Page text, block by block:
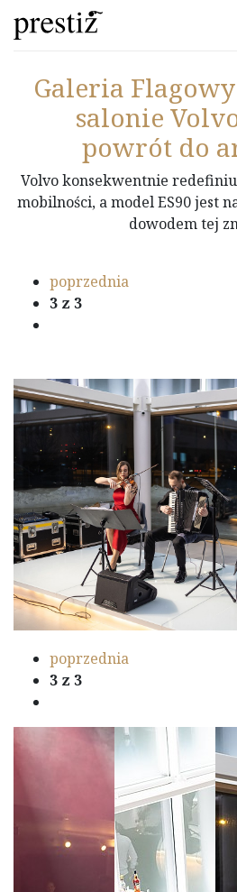
Przejdź do treści
Galeria
salonie
powrót do
Volvo konsekwentnie
mobilności, a model ES90 jest
dowodem tej
poprzednia
3 z 3
poprzednia
3 z 3